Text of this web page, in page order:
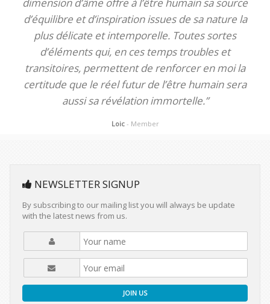
d’équilibre et d’inspiration issues de sa nature la
plus délicate et intemporelle. Toutes sortes
d’éléments qui, en ces temps troubles et
transitoires, permettent de renforcer en moi la
certitude que le réel futur de l’être humain sera
aussi sa révélation immortelle.”
Loic - Member
NEWSLETTER SIGNUP
By subscribing to our mailing list you will always be update
with the latest news from us.
JOIN US